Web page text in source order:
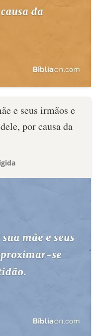
e seus irmãos e
por causa da